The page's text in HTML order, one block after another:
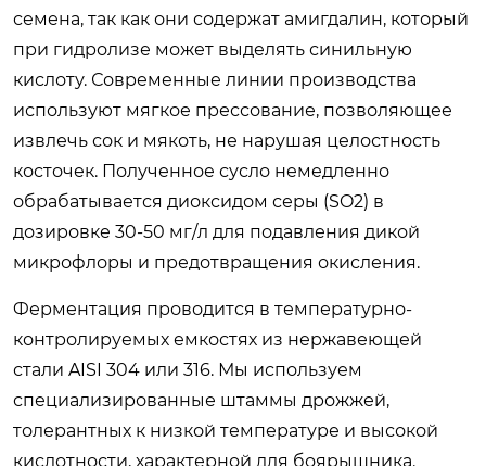
семена, так как они содержат амигдалин, который
при гидролизе может выделять синильную
кислоту. Современные линии производства
используют мягкое прессование, позволяющее
извлечь сок и мякоть, не нарушая целостность
косточек. Полученное сусло немедленно
обрабатывается диоксидом серы (SO2) в
дозировке 30-50 мг/л для подавления дикой
микрофлоры и предотвращения окисления.
Ферментация проводится в температурно-
контролируемых емкостях из нержавеющей
стали AISI 304 или 316. Мы используем
специализированные штаммы дрожжей,
толерантных к низкой температуре и высокой
кислотности, характерной для боярышника.